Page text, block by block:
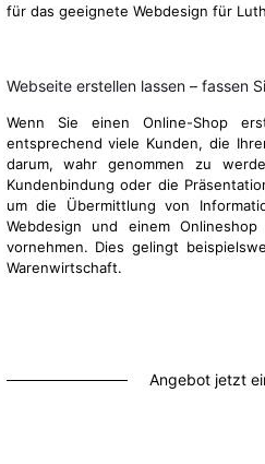
für das geeignete Webdesign für
Webseite erstellen lassen – fassen
Wenn Sie einen Online-Shop
entsprechend viele Kunden, die
darum, wahr genommen zu
Kundenbindung oder die
um die Übermittlung von
Webdesign und einem
vornehmen. Dies gelingt
Warenwirtschaft.
Angebot jetzt